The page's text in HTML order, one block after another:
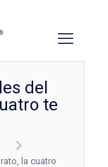
del
te
la cuatro